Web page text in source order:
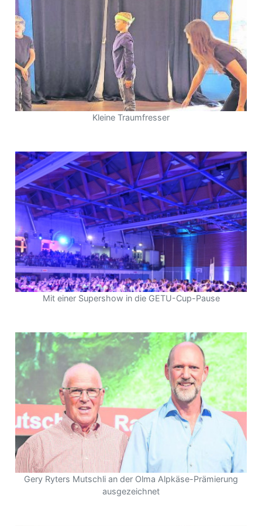
Kleine Traumfresser
Mit einer Supershow in die GETU-Cup-Pause
Gery Ryters Mutschli an der Olma Alpkäse-Prämierung
ausgezeichnet